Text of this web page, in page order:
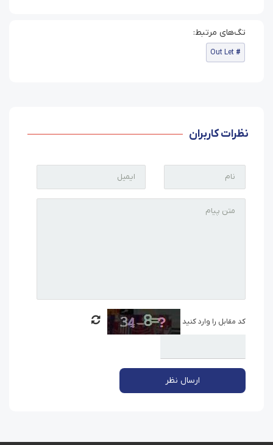
Out Let
نظرات کاربران
کد مقابل را وارد کنید
ارسال نظر